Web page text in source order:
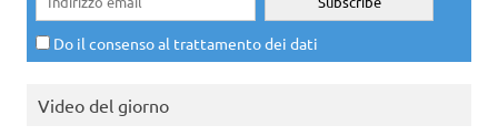
Do il consenso al trattamento dei dati
Video del giorno